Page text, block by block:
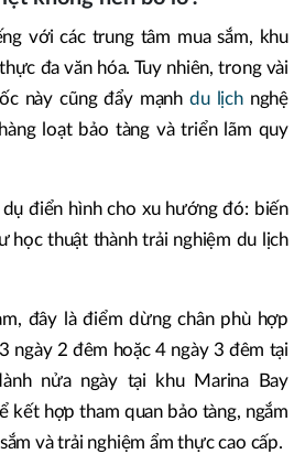
với các trung tâm mua sắm, khu
đa văn hóa. Tuy nhiên, trong vài
này cũng đẩy mạnh du lịchnghệ
loạt bảo tàng và triển lãm quy
dụ điển hình cho xu hướng đó: biến
học thuật thành trải nghiệm du lịch
đây là điểm dừng chân phù hợp
ngày 2 đêm hoặc 4 ngày 3 đêm tại
nửa ngày tại khu Marina Bay
kết hợp tham quan bảo tàng, ngắm
và trải nghiệm ẩm thực cao cấp.